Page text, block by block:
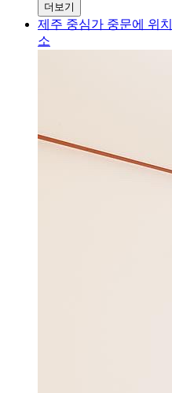
더보기
제주 중심가 중문에 위
소